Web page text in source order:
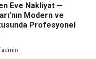
Eve Nakliyat —
Modern ve
Profesyonel
admin